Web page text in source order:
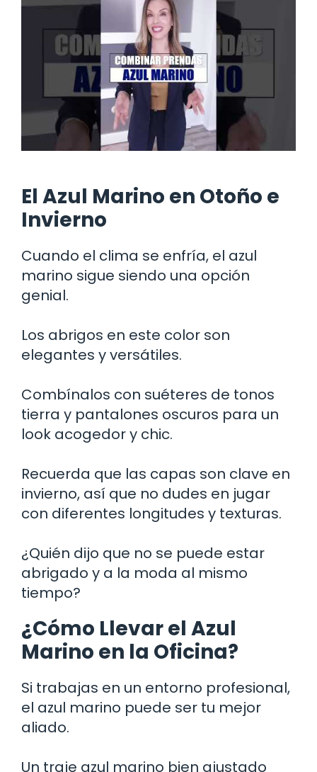
El Azul Marino en Otoño e
Invierno
Cuando el clima se enfría, el azul
marino sigue siendo una opción
genial.
Los abrigos en este color son
elegantes y versátiles.
Combínalos con suéteres de tonos
tierra y pantalones oscuros para un
look acogedor y chic.
Recuerda que las capas son clave en
invierno, así que no dudes en jugar
con diferentes longitudes y texturas.
¿Quién dijo que no se puede estar
abrigado y a la moda al mismo
tiempo?
¿Cómo Llevar el Azul
Marino en la Oficina?
Si trabajas en un entorno profesional,
el azul marino puede ser tu mejor
aliado.
Un traje azul marino bien ajustado